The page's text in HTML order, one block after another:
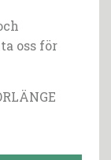
oss för